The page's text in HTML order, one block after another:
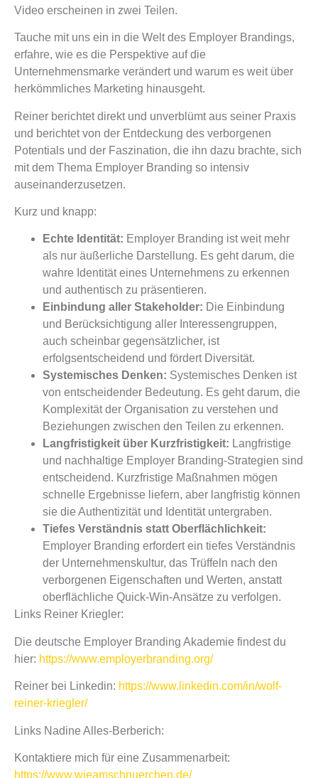
Video erscheinen in zwei Teilen.
Tauche mit uns ein in die Welt des Employer Brandings,
erfahre, wie es die Perspektive auf die
Unternehmensmarke verändert und warum es weit über
herkömmliches Marketing hinausgeht.
Reiner berichtet direkt und unverblümt aus seiner Praxis
und berichtet von der Entdeckung des verborgenen
Potentials und der Faszination, die ihn dazu brachte, sich
mit dem Thema Employer Branding so intensiv
auseinanderzusetzen.
Kurz und knapp:
Echte Identität: Employer Branding ist weit mehr
als nur äußerliche Darstellung. Es geht darum, die
wahre Identität eines Unternehmens zu erkennen
und authentisch zu präsentieren.
Einbindung aller Stakeholder: Die Einbindung
und Berücksichtigung aller Interessengruppen,
auch scheinbar gegensätzlicher, ist
erfolgsentscheidend und fördert Diversität.
Systemisches Denken: Systemisches Denken ist
von entscheidender Bedeutung. Es geht darum, die
Komplexität der Organisation zu verstehen und
Beziehungen zwischen den Teilen zu erkennen.
Langfristigkeit über Kurzfristigkeit: Langfristige
und nachhaltige Employer Branding-Strategien sind
entscheidend. Kurzfristige Maßnahmen mögen
schnelle Ergebnisse liefern, aber langfristig können
sie die Authentizität und Identität untergraben.
Tiefes Verständnis statt Oberflächlichkeit:
Employer Branding erfordert ein tiefes Verständnis
der Unternehmenskultur, das Trüffeln nach den
verborgenen Eigenschaften und Werten, anstatt
oberflächliche Quick-Win-Ansätze zu verfolgen.
Links Reiner Kriegler:
Die deutsche Employer Branding Akademie findest du
hier: https://www.employerbranding.org/
Reiner bei Linkedin: https://www.linkedin.com/in/wolf-
reiner-kriegler/
Links Nadine Alles-Berberich:
Kontaktiere mich für eine Zusammenarbeit:
https://www.wieamschnuerchen.de/